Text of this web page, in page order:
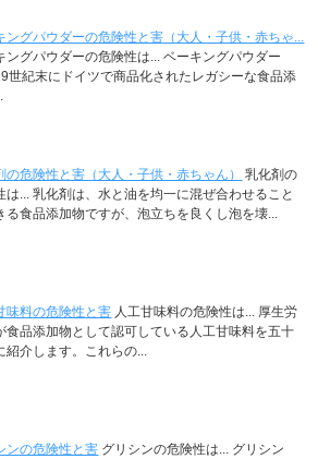
ングパウダーの危険性と害（大人・子供・赤ちゃ...
ングパウダーの危険性は... ベーキングパウダー
世紀末にドイツで商品化されたレガシーな食品添
の危険性と害（大人・子供・赤ちゃん）
乳化剤の
は... 乳化剤は、水と油を均一に混ぜ合わせること
る食品添加物ですが、泡立ちを良くし泡を壊...
味料の危険性と害 人工甘味料の危険性は... 厚生労
食品添加物として認可している人工甘味料を五十
紹介します。これらの...
ンの危険性と害 グリシンの危険性は... グリシン